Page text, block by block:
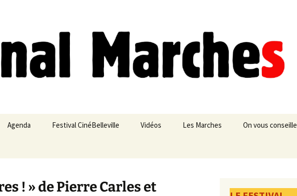
Agenda Festival CinéBelleville Vidéos Les Marches On vous conseille
! » de Pierre Carles et